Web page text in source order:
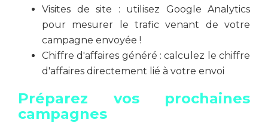
Visites de site : utilisez Google Analytics
pour mesurer le trafic venant de votre
campagne envoyée !
Chiffre d'affaires généré : calculez le chiffre
d'affaires directement lié à votre envoi
Préparez vos prochaines
campagnes